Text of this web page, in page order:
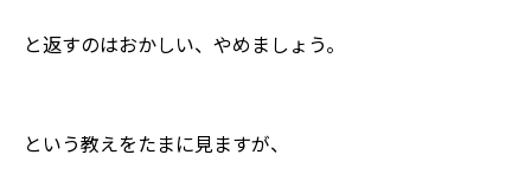
と返すのはおかしい、やめましょう。
という教えをたまに見ますが、